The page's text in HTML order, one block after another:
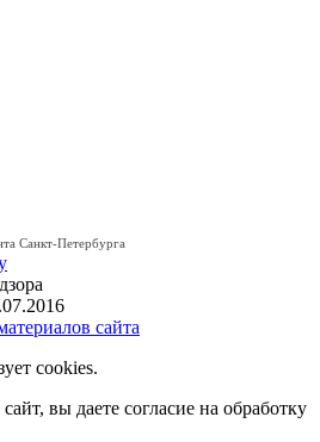
Санкт-Петербурга
сайта
cookies.
вы даете согласие на обработку